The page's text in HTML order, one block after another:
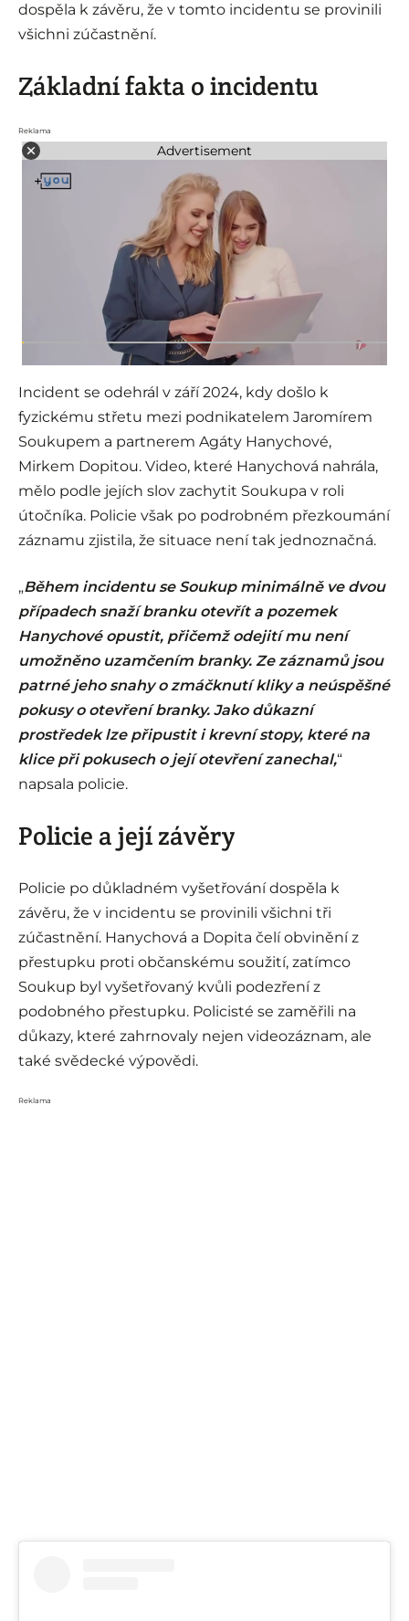
dospěla k závěru, že v tomto incidentu se provinili
všichni zúčastnění.
Základní fakta o incidentu
Reklama
Advertisement
Incident se odehrál v září 2024, kdy došlo k
fyzickému střetu mezi podnikatelem Jaromírem
Soukupem a partnerem Agáty Hanychové,
Mirkem Dopitou. Video, které Hanychová nahrála,
mělo podle jejích slov zachytit Soukupa v roli
útočníka. Policie však po podrobném přezkoumání
záznamu zjistila, že situace není tak jednoznačná.
„Během incidentu se Soukup minimálně ve dvou
případech snaží branku otevřít a pozemek
Hanychové opustit, přičemž odejití mu není
umožněno uzamčením branky. Ze záznamů jsou
patrné jeho snahy o zmáčknutí kliky a neúspěšné
pokusy o otevření branky. Jako důkazní
prostředek lze připustit i krevní stopy, které na
klice při pokusech o její otevření zanechal,“
napsala policie.
Policie a její závěry
Policie po důkladném vyšetřování dospěla k
závěru, že v incidentu se provinili všichni tři
zúčastnění. Hanychová a Dopita čelí obvinění z
přestupku proti občanskému soužití, zatímco
Soukup byl vyšetřovaný kvůli podezření z
podobného přestupku. Policisté se zaměřili na
důkazy, které zahrnovaly nejen videozáznam, ale
také svědecké výpovědi.
Reklama